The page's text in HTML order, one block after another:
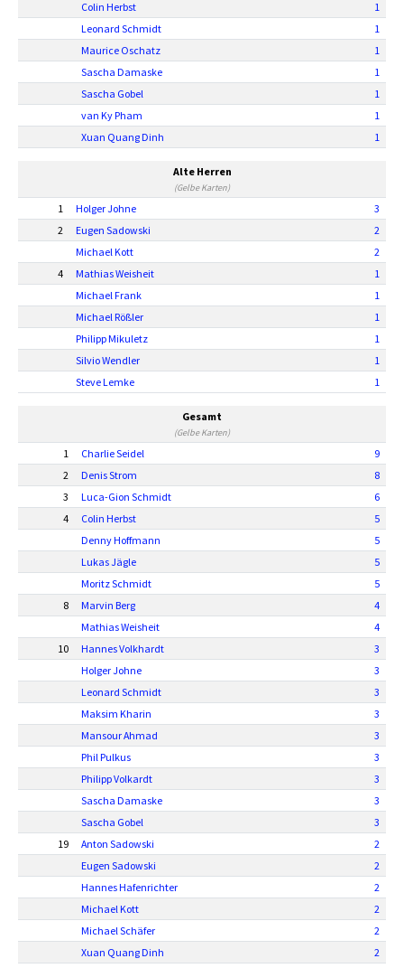
Colin Herbst
1
Leonard Schmidt
1
Maurice Oschatz
1
Sascha Damaske
1
Sascha Gobel
1
van Ky Pham
1
Xuan Quang Dinh
1
Alte Herren
(Gelbe Karten)
1 Holger Johne
3
2
Eugen Sadowski
2
Michael Kott
2
4
Mathias Weisheit
1
Michael Frank
1
Michael Rößler
1
Philipp Mikuletz
1
Silvio Wendler
1
Steve Lemke
1
Gesamt
(Gelbe Karten)
1 Charlie Seidel
9
2
Denis Strom
8
3
Luca-Gion Schmidt
6
4
Colin Herbst
5
Denny Hoffmann
5
Lukas Jägle
5
Moritz Schmidt
5
8
Marvin Berg
4
Mathias Weisheit
4
10
Hannes Volkhardt
3
Holger Johne
3
Leonard Schmidt
3
Maksim Kharin
3
Mansour Ahmad
3
Phil Pulkus
3
Philipp Volkardt
3
Sascha Damaske
3
Sascha Gobel
3
19
Anton Sadowski
2
Eugen Sadowski
2
Hannes Hafenrichter
2
Michael Kott
2
Michael Schäfer
2
Xuan Quang Dinh
2